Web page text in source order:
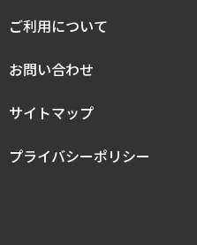
ご利用について
お問い合わせ
サイトマップ
プライバシーポリシー